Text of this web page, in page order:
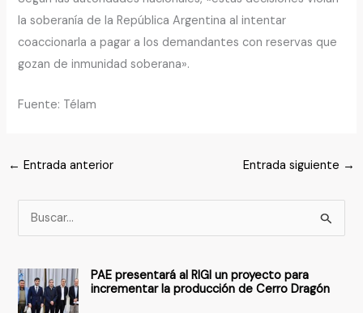
la soberanía de la República Argentina al intentar
coaccionarla a pagar a los demandantes con reservas que
gozan de inmunidad soberana».
Fuente: Télam
← Entrada anterior Entrada siguiente →
u
c
a
PAE presentará al RIGI un proyecto para
incrementar la producción de Cerro Dragón